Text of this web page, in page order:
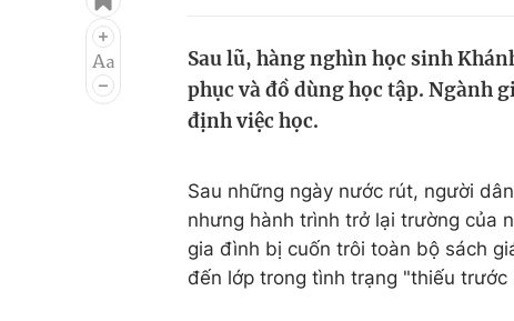
Điện ảnh
Âm nhạc
Làm đẹp
Chất lượng cuộc sống
Sau lũ, hàng nghìn học sinh
phục và đồ dùng học tập. Ngành
định việc học.
Sau những ngày nước rút, người
nhưng hành trình trở lại trường của
gia đình bị cuốn trôi toàn bộ sách
đến lớp trong tình trạng "thiếu trước